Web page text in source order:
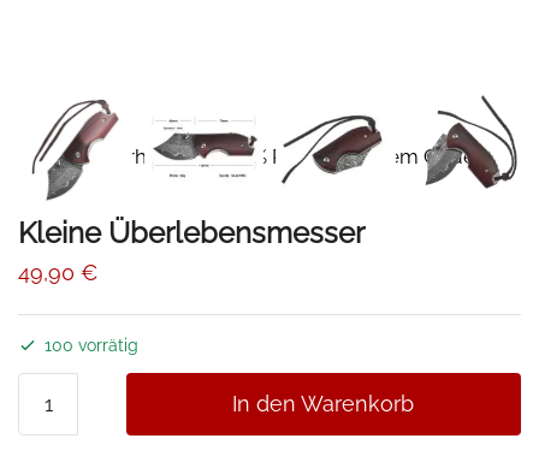
-10%
📦Erhalten Sie 15% Rabatt mit dem Code
DAMAST15
Kleine Überlebensmesser
49,90 €
100 vorrätig
Überlebensmesser
In den Warenkorb